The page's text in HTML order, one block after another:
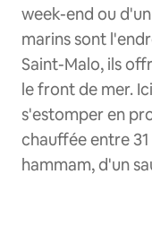
week-end ou
marins sont
Saint-Malo, ils
le front de mer.
s'estomper en
chauffée entre
hammam, d'un